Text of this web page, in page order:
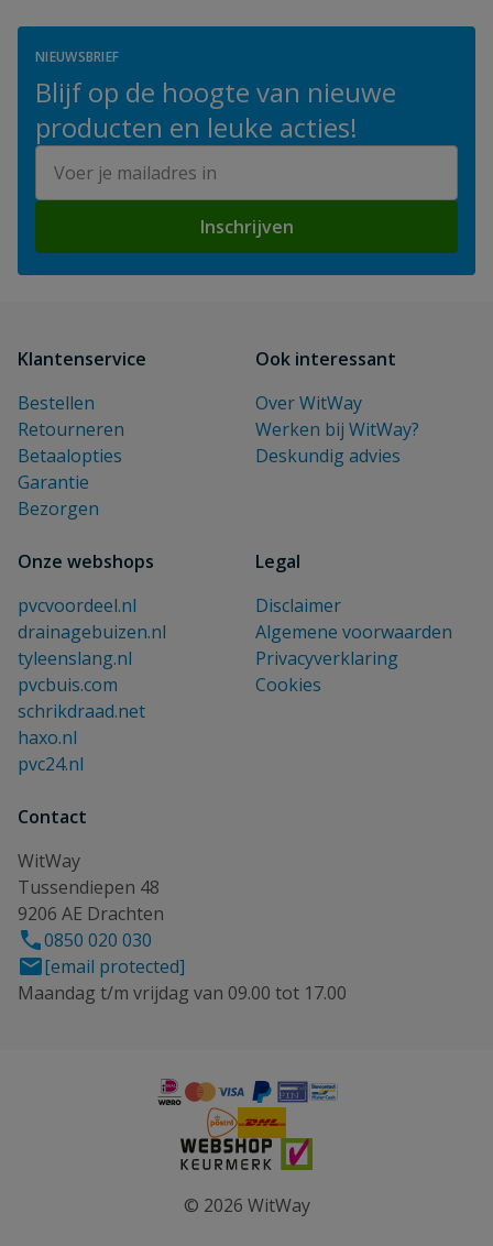
NIEUWSBRIEF
Blijf op de hoogte van nieuwe
producten en leuke acties!
Inschrijven
Klantenservice
Bestellen
Retourneren
Betaalopties
Garantie
Bezorgen
Ook interessant
Over WitWay
Werken bij WitWay?
Deskundig advies
Onze webshops
pvcvoordeel.nl
drainagebuizen.nl
tyleenslang.nl
pvcbuis.com
schrikdraad.net
haxo.nl
pvc24.nl
Legal
Disclaimer
Algemene voorwaarden
Privacyverklaring
Cookies
Contact
WitWay
Tussendiepen 48
9206 AE Drachten
0850 020 030
[email protected]
Maandag t/m vrijdag van 09.00 tot 17.00
© 2026 WitWay